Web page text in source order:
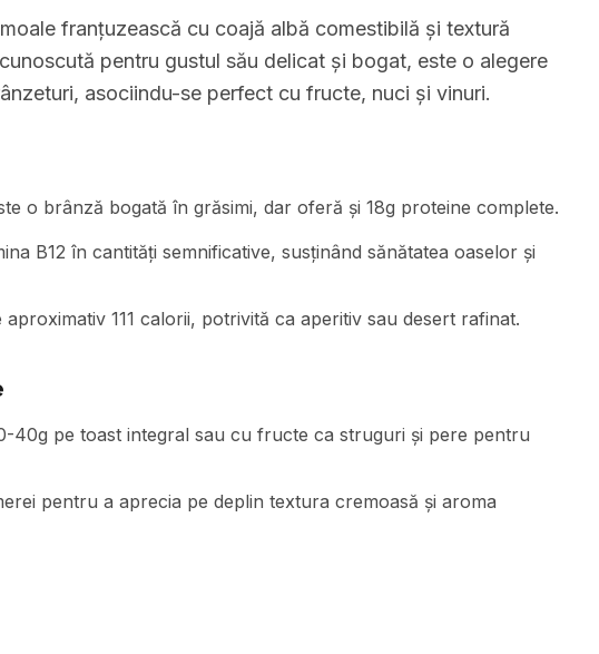
franțuzească cu coajă albă comestibilă și textură
pentru gustul său delicat și bogat, este o alegere
asociindu-se perfect cu fructe, nuci și vinuri.
o brânză bogată în grăsimi, dar oferă și 18g proteine complete.
B12 în cantități semnificative, susținând sănătatea oaselor și
111 calorii, potrivită ca aperitiv sau desert rafinat.
40g pe toast integral sau cu fructe ca struguri și pere pentru
pentru a aprecia pe deplin textura cremoasă și aroma